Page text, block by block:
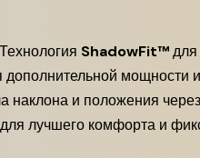
Технология ShadowFit™для
дополнительной мощности
наклона и положения
для лучшего комфорта и